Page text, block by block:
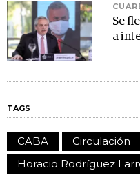
Se
a
TAGS
CABA Circulación
Horacio Rodríguez